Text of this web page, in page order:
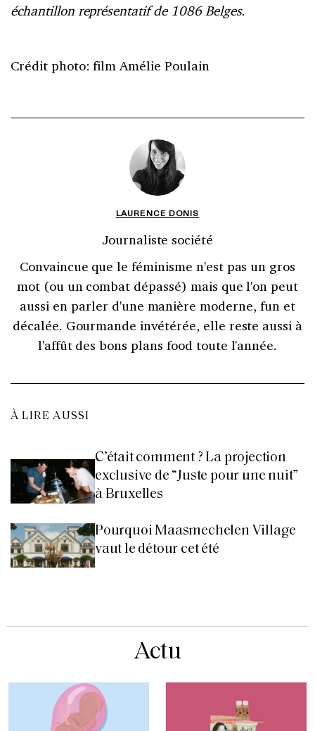
échantillon représentatif de 1086 Belges.
Crédit photo: film Amélie Poulain
LAURENCE DONIS
Journaliste société
Convaincue que le féminisme n'est pas un gros
mot (ou un combat dépassé) mais que l'on peut
aussi en parler d'une manière moderne, fun et
décalée. Gourmande invétérée, elle reste aussi à
l'affût des bons plans food toute l'année.
À LIRE AUSSI
C’était comment ? La projection
exclusive de “Juste pour une nuit”
à Bruxelles
Pourquoi Maasmechelen Village
vaut le détour cet été
Actu